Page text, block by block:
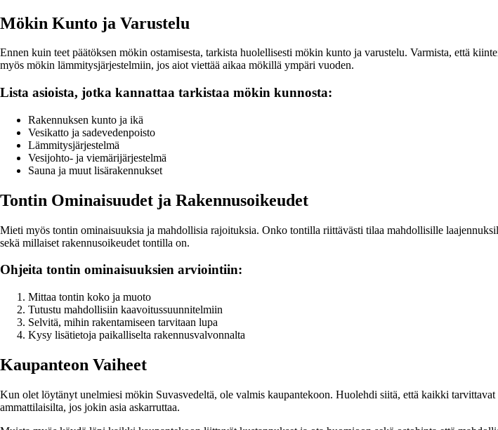
Mökin Kunto ja Varustelu
Ennen kuin teet päätöksen mökin ostamisesta, tarkista huolellisesti mökin kunto ja varustelu. Varmista, että
myös mökin lämmitysjärjestelmiin, jos aiot viettää aikaa mökillä ympäri vuoden.
Lista asioista, jotka kannattaa tarkistaa mökin kunnosta:
Rakennuksen kunto ja ikä
Vesikatto ja sadevedenpoisto
Lämmitysjärjestelmä
Vesijohto- ja viemärijärjestelmä
Sauna ja muut lisärakennukset
Tontin Ominaisuudet ja Rakennusoikeudet
Mieti myös tontin ominaisuuksia ja mahdollisia rajoituksia. Onko tontilla riittävästi tilaa mahdollisille
sekä millaiset rakennusoikeudet tontilla on.
Ohjeita tontin ominaisuuksien arviointiin:
Mittaa tontin koko ja muoto
Tutustu mahdollisiin kaavoitussuunnitelmiin
Selvitä, mihin rakentamiseen tarvitaan lupa
Kysy lisätietoja paikalliselta rakennusvalvonnalta
Kaupanteon Vaiheet
Kun olet löytänyt unelmiesi mökin Suvasvedeltä, ole valmis kaupantekoon. Huolehdi siitä, että kaikki
ammattilaisilta, jos jokin asia askarruttaa.